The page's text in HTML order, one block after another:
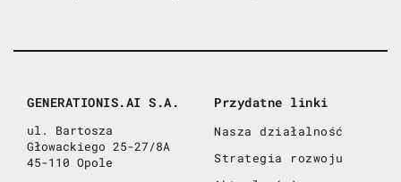
GENERATIONIS.AI S.A.
ul. Bartosza
Głowackiego 25-27/8A
45-110 Opole
Przydatne linki
Nasza działalność
Strategia rozwoju